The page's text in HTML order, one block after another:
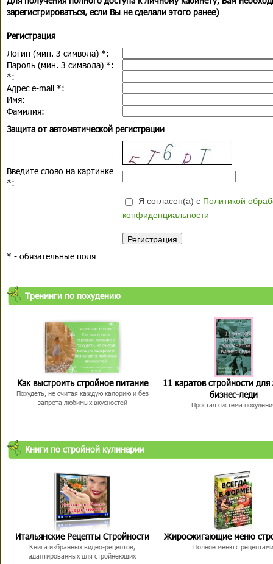
зарегистрироваться, если Вы не сделали этого ранее)
Регистрация
Логин (мин. 3 символа) *:
Пароль (мин. 3 символа) *:
*:
Адрес e-mail *:
Имя:
Фамилия:
Защита от автоматической регистрации
Введите слово на картинке
*:
Я согласен(а) с Политикой
конфиденциальности
* - обязательные поля
Тренинги по похудению
Как выстроить стройное питание
Похудеть, не считая каждую калорию и без
запрета любимых вкусностей
11 каратов стройности для
бизнес-леди
Простая система
Книги по стройной кулинарии
Итальянские Рецепты Стройности
Книга избранных видео-рецептов,
адаптированных для стройнеющих
Жиросжигающие меню
Полное меню с рецептами